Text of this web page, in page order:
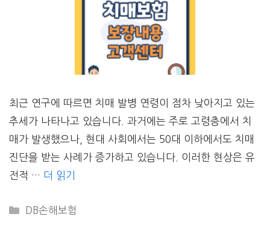
최근 연구에 따르면 치매 발병 연령이 점차 낮아지고 있는
추세가 나타나고 있습니다. 과거에는 주로 고령층에서 치
매가 발생했으나, 현대 사회에서는 50대 이하에서도 치매
진단을 받는 사례가 증가하고 있습니다. 이러한 현상은 유
전적 … 더 읽기
CATEGORIES
DB손해보험